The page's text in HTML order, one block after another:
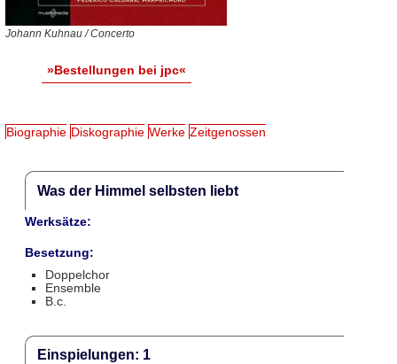
Johann Kuhnau / Concerto
»Bestellungen bei jpc«
Biographie Diskographie Werke Zeitgenossen
Was der Himmel selbsten liebt
Werksätze:
Besetzung:
Doppelchor
Ensemble
B.c.
Einspielungen: 1